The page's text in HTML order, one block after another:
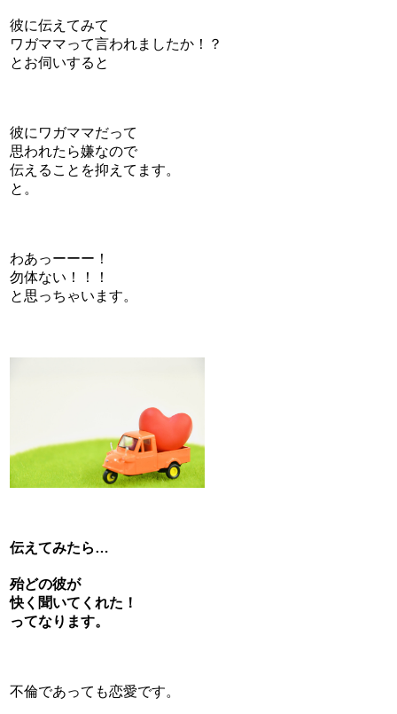
彼に伝えてみて
ワガママって言われましたか！？
とお伺いすると
彼にワガママだって
思われたら嫌なので
伝えることを抑えてます。
と。
わあっーーー！
勿体ない！！！
と思っちゃいます。
伝えてみたら…
殆どの彼が
快く聞いてくれた！
ってなります。
不倫であっても恋愛です。